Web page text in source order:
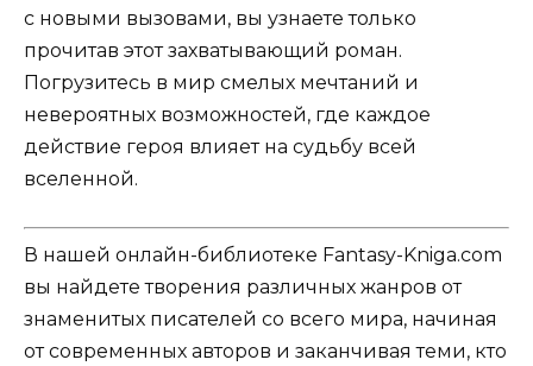
с новыми вызовами, вы узнаете только
прочитав этот захватывающий роман.
Погрузитесь в мир смелых мечтаний и
невероятных возможностей, где каждое
действие героя влияет на судьбу всей
вселенной.
В нашей онлайн-библиотеке Fantasy-Kniga.com
вы найдете творения различных жанров от
знаменитых писателей со всего мира, начиная
от современных авторов и заканчивая теми, кто